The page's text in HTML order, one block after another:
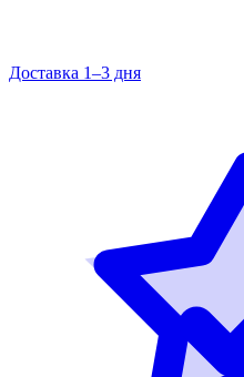
Доставка 1–3 дня